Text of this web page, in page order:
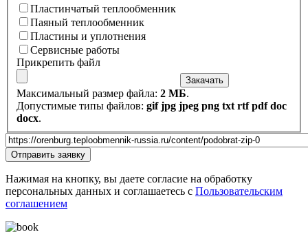
Пластинчатый теплообменник
Пластинчатый теплообменник
Паяный теплообменник
Паяный теплообменник
Пластины и уплотнения
Пластины и уплотнения
Сервисные работы
Сервисные работы
Прикрепить файл
Закачать
Максимальный размер файла: 2 МБ.
Допустимые типы файлов: gif jpg jpeg png txt rtf pdf doc
docx.
Url страницы
Website
URL
Отправить заявку
Нажимая на кнопку, вы даете согласие на обработку
персональных данных и соглашаетесь с Пользовательским
соглашением